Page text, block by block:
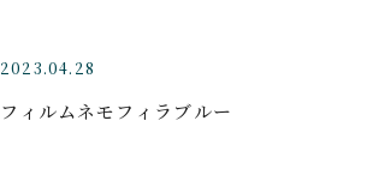
2023.04.28
フィルムネモフィラブルー